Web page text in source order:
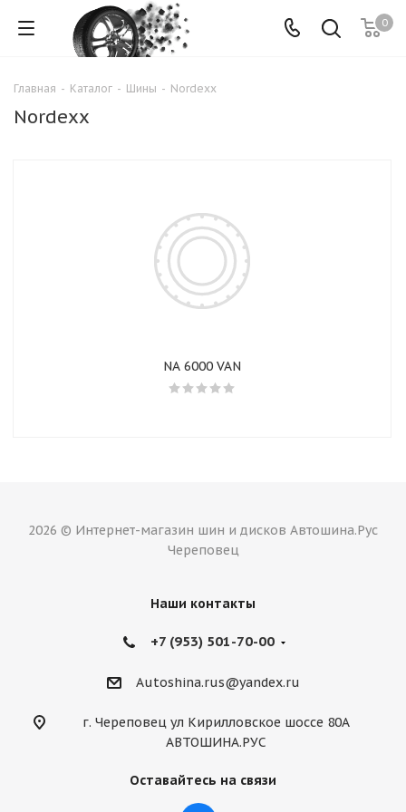
0
Главная - Каталог - Шины - Nordexx
Nordexx
NA 6000 VAN
2026 © Интернет-магазин шин и дисков Автошина.Рус
Череповец
Наши контакты
+7 (953) 501-70-00
Autoshina.rus@yandex.ru
г. Череповец ул Кирилловское шоссе 80А
АВТОШИНА.РУС
Оставайтесь на связи